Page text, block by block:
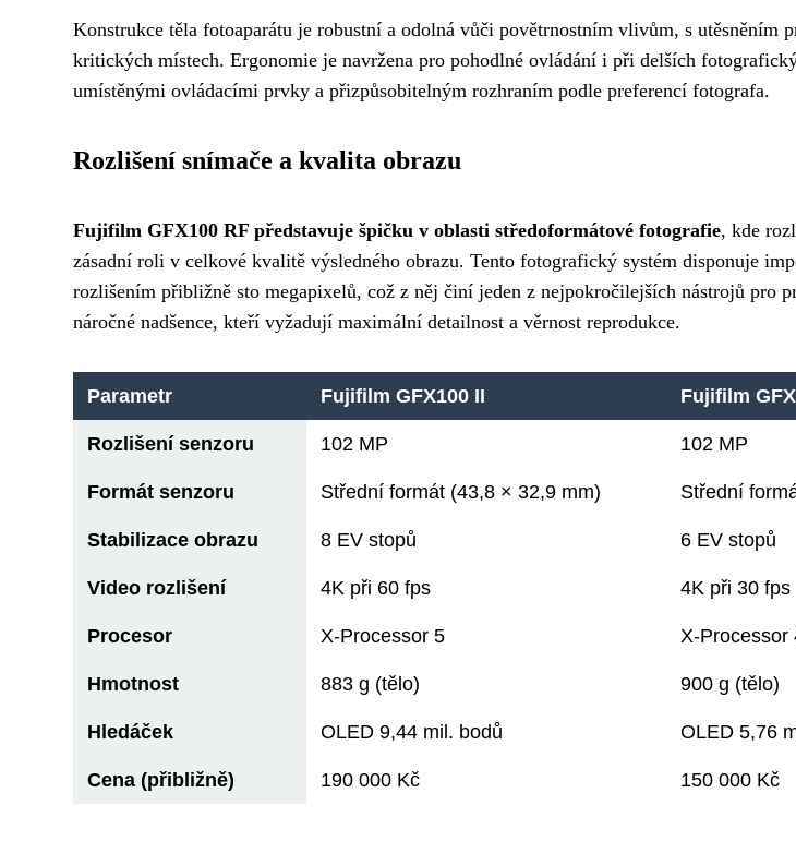
Konstrukce těla fotoaparátu je robustní a odolná vůči povětrnostním vlivům, s utěsněním
kritických místech. Ergonomie je navržena pro pohodlné ovládání i při delších
umístěnými ovládacími prvky a přizpůsobitelným rozhraním podle preferencí fotografa.
Rozlišení snímače a kvalita obrazu
Fujifilm GFX100 RF představuje špičku v oblasti středoformátové fotografie, kde
zásadní roli v celkové kvalitě výsledného obrazu. Tento fotografický systém disponuje
rozlišením přibližně sto megapixelů, což z něj činí jeden z nejpokročilejších nástrojů pro
náročné nadšence, kteří vyžadují maximální detailnost a věrnost reprodukce.
Parametr Fujifilm GFX100 II Fujifilm
Rozlišení senzoru 102 MP 102 MP
Formát senzoru Střední formát (43,8 × 32,9 mm) Střední
Stabilizace obrazu 8 EV stopů 6 EV stopů
Video rozlišení 4K při 60 fps 4K při 30 fps
Procesor X-Processor 5 X-Processor
Hmotnost 883 g (tělo) 900 g (tělo)
Hledáček OLED 9,44 mil. bodů OLED 5,76
Cena (přibližně) 190 000 Kč 150 000 Kč